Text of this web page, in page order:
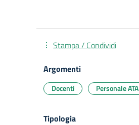
Stampa / Condividi
Argomenti
Docenti Personale ATA
Tipologia